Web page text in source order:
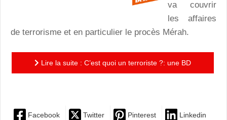
va couvrir
les affaires
de terrorisme et en particulier le procès Mérah.
Lire la suite : C’est quoi un terroriste ?: une BD
Facebook Twitter Pinterest Linkedin